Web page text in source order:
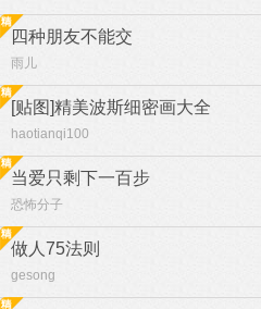
四种朋友不能交
雨儿
[贴图]精美波斯细密画大全
haotianqi100
当爱只剩下一百步
恐怖分子
做人75法则
gesong